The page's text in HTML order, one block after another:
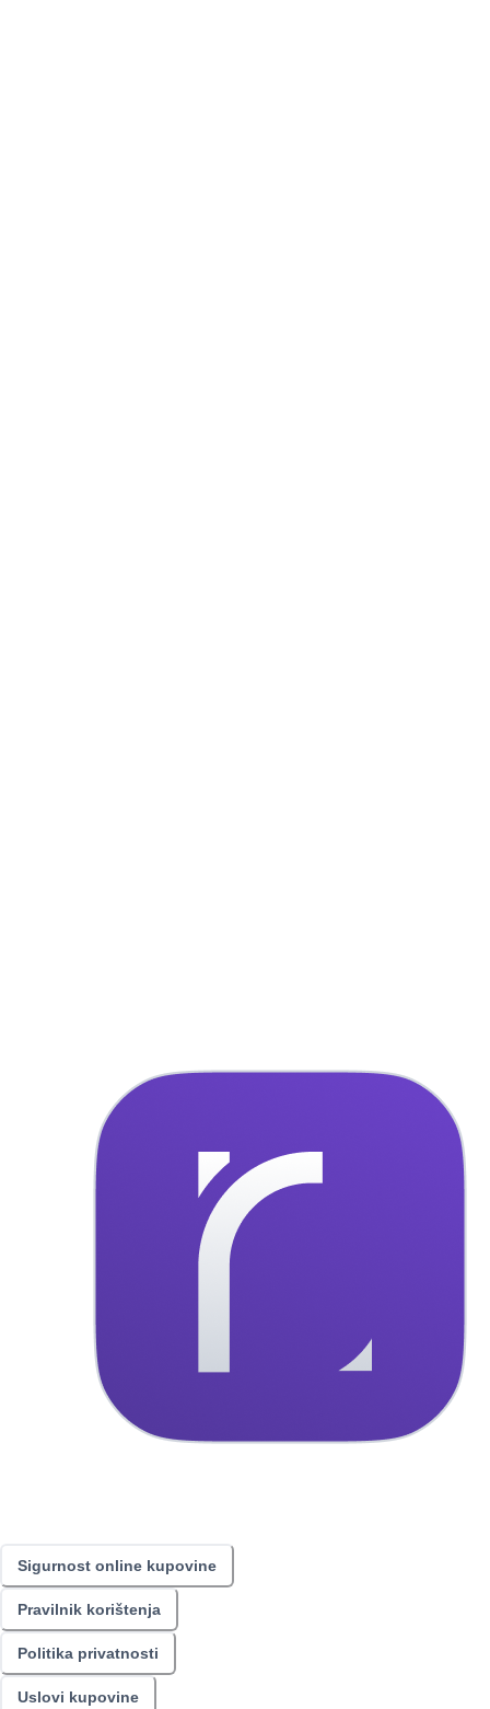
Sigurnost online kupovine
Pravilnik korištenja
Politika privatnosti
Uslovi kupovine